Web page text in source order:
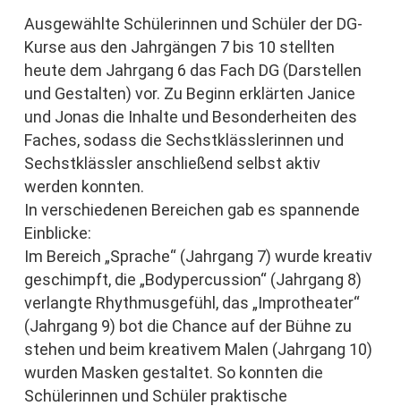
Ausgewählte Schülerinnen und Schüler der DG-
Kurse aus den Jahrgängen 7 bis 10 stellten
heute dem Jahrgang 6 das Fach DG (Darstellen
und Gestalten) vor. Zu Beginn erklärten Janice
und Jonas die Inhalte und Besonderheiten des
Faches, sodass die Sechstklässlerinnen und
Sechstklässler anschließend selbst aktiv
werden konnten.
In verschiedenen Bereichen gab es spannende
Einblicke:
Im Bereich „Sprache“ (Jahrgang 7) wurde kreativ
geschimpft, die „Bodypercussion“ (Jahrgang 8)
verlangte Rhythmusgefühl, das „Improtheater“
(Jahrgang 9) bot die Chance auf der Bühne zu
stehen und beim kreativem Malen (Jahrgang 10)
wurden Masken gestaltet. So konnten die
Schülerinnen und Schüler praktische